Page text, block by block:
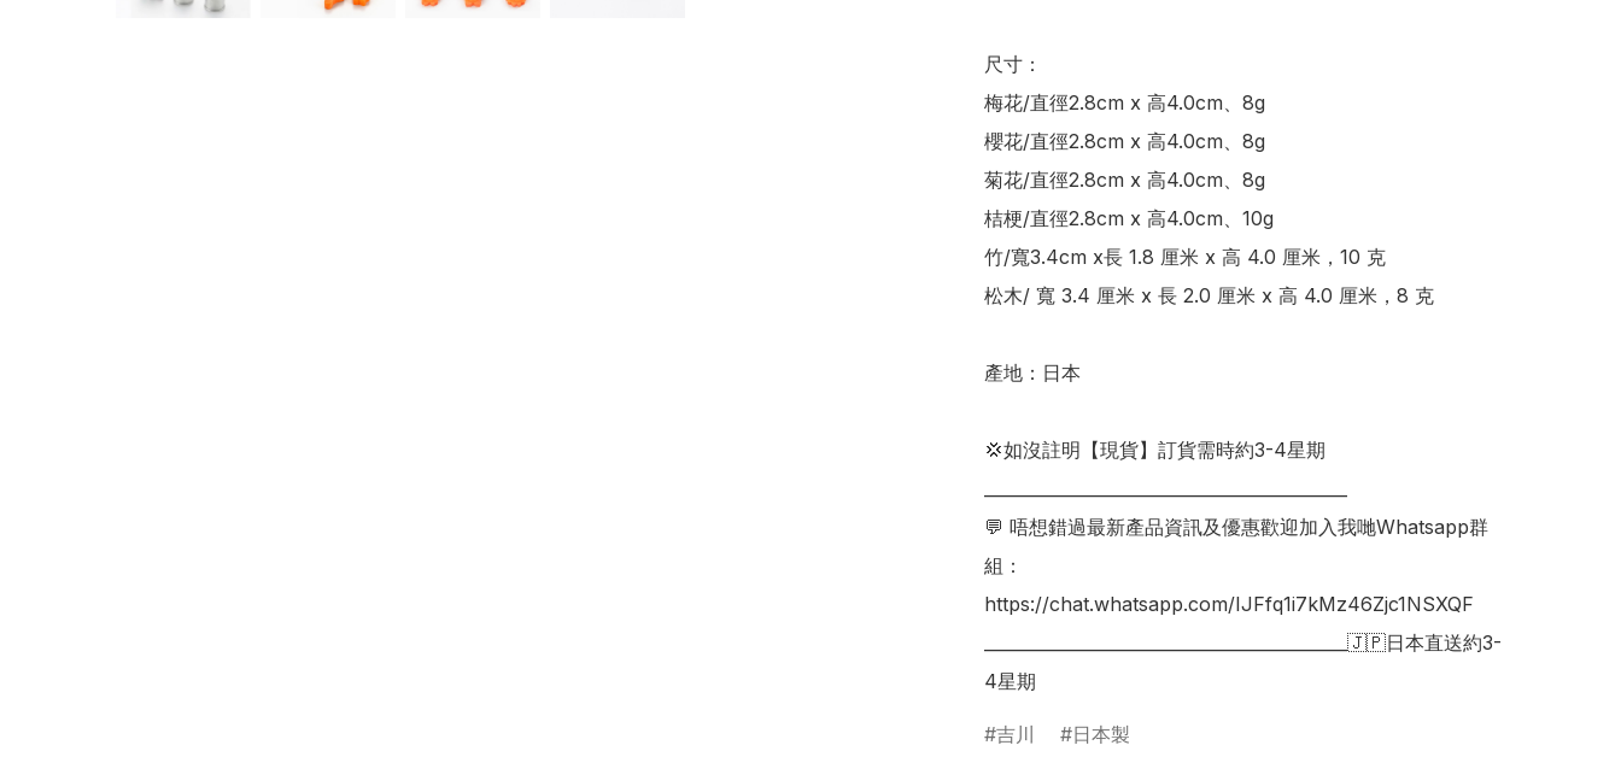
尺寸：
梅花/直徑2.8cm x 高4.0cm、8g
櫻花/直徑2.8cm x 高4.0cm、8g
菊花/直徑2.8cm x 高4.0cm、8g
桔梗/直徑2.8cm x 高4.0cm、10g
竹/寬3.4cm x長 1.8 厘米 x 高 4.0 厘米，10 克
松木/ 寬 3.4 厘米 x 長 2.0 厘米 x 高 4.0 厘米，8 克
產地：日本
💢如沒註明【現貨】訂貨需時約3-4星期
💬 唔想錯過最新產品資訊及優惠歡迎加入我哋Whatsapp群
組：
https://chat.whatsapp.com/IJFfq1i7kMz46Zjc1NSXQF
___________________________________________🇯🇵日本直送約3-
4星期
吉川 日本製